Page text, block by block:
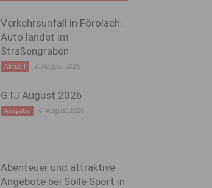
Verkehrsunfall in Förolach:
Auto landet im
Straßengraben
Aktuell 7. August 2026
GTJ August 2026
Ausgabe 6. August 2026
Abenteuer und attraktive
Angebote bei Sölle Sport in